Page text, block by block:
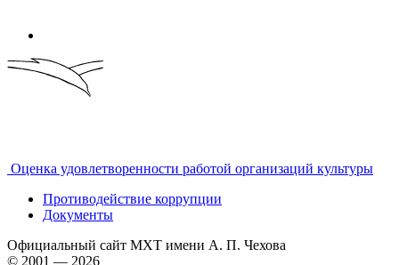
Оценка удовлетворенности работой организаций культуры
Противодействие коррупции
Документы
Официальный сайт МХТ имени А. П. Чехова
© 2001 — 2026